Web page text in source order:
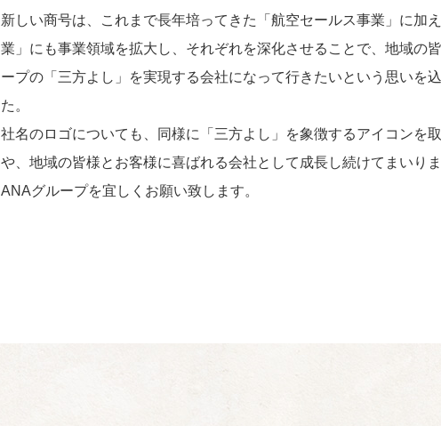
新しい商号は、これまで長年培ってきた「航空セールス事業」に加
業」にも事業領域を拡大し、それぞれを深化させることで、地域の
ープの「三方よし」を実現する会社になって行きたいという思いを
た。
社名のロゴについても、同様に「三方よし」を象徴するアイコンを
や、地域の皆様とお客様に喜ばれる会社として成長し続けてまいり
ANAグループを宜しくお願い致します。